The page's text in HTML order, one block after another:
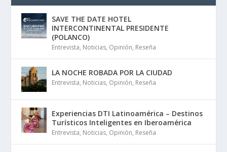
SAVE THE DATE HOTEL
INTERCONTINENTAL PRESIDENTE
(POLANCO)
Entrevista, Noticias, Opinión, Reseña
LA NOCHE ROBADA POR LA CIUDAD
Entrevista, Noticias, Opinión, Reseña
Experiencias DTI Latinoamérica – Destinos
Turísticos Inteligentes en Iberoamérica
Entrevista, Noticias, Opinión, Reseña